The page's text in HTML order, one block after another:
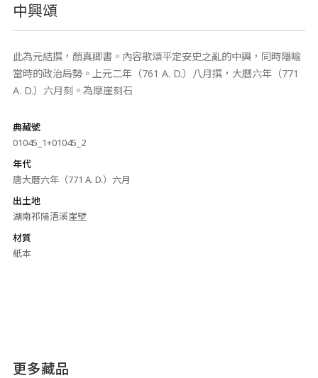
中興頌
此為元結撰，顏真卿書。內容歌頌平定安史之亂的中興，同時隱喻
當時的政治局勢。上元二年（761 A. D.）八月撰，大曆六年（771
A. D.）六月刻。為摩崖刻石
典藏號
01045_1+01045_2
年代
唐大曆六年（771 A. D.）六月
出土地
湖南祁陽浯溪崖壁
材質
紙本
更多藏品